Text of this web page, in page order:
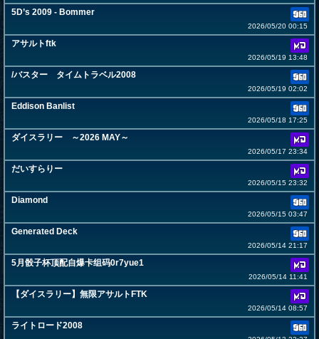
5D’s 2009 - Bommer
2026/05/20 00:15
アサルトftk
2026/05/19 13:48
/バスター タイムトラベル2008
2026/05/19 02:02
Eddison Banlist
2026/05/18 17:25
ダイスラリー ～2026 MAY～
2026/05/17 23:34
だいすらりー
2026/05/15 23:32
Diamond
2026/05/15 03:47
Generated Deck
2026/05/14 21:17
5月骰子杯顶配自爆卡组码0r7yue1
2026/05/14 11:41
【ダイスラリー】無限アサルトFTK
2026/05/14 08:57
ライトロード2008